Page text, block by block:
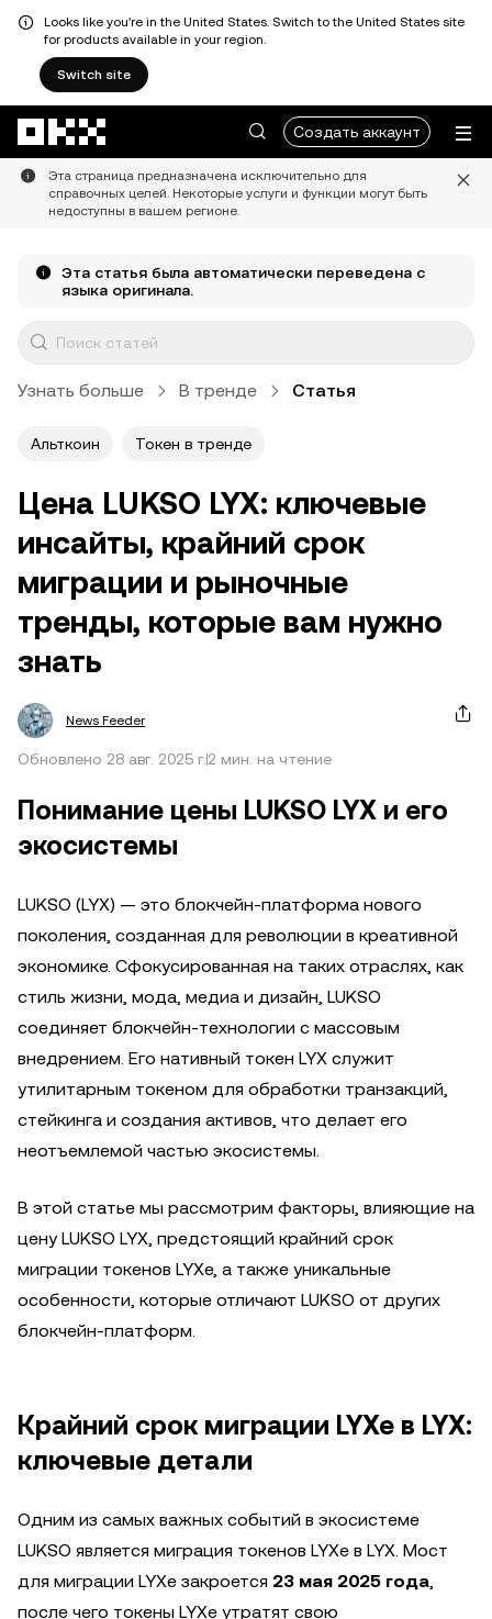
Looks like you're in the United States. Switch to the United States site
for products available in your region.
Switch site
Создать аккаунт
Эта страница предназначена исключительно для
справочных целей. Некоторые услуги и функции могут быть
недоступны в вашем регионе.
Эта статья была автоматически переведена с
языка оригинала.
Узнать больше В тренде Статья
Альткоин Токен в тренде
Цена LUKSO LYX: ключевые
инсайты, крайний срок
миграции и рыночные
тренды, которые вам нужно
знать
News Feeder
Обновлено 28 авг. 2025 г. 2 мин. на чтение
Понимание цены LUKSO LYX и его
экосистемы
LUKSO (LYX) — это блокчейн-платформа нового
поколения, созданная для революции в креативной
экономике. Сфокусированная на таких отраслях, как
стиль жизни, мода, медиа и дизайн, LUKSO
соединяет блокчейн-технологии с массовым
внедрением. Его нативный токен LYX служит
утилитарным токеном для обработки транзакций,
стейкинга и создания активов, что делает его
неотъемлемой частью экосистемы.
В этой статье мы рассмотрим факторы, влияющие на
цену LUKSO LYX, предстоящий крайний срок
миграции токенов LYXe, а также уникальные
особенности, которые отличают LUKSO от других
блокчейн-платформ.
Крайний срок миграции LYXe в LYX:
ключевые детали
Одним из самых важных событий в экосистеме
LUKSO является миграция токенов LYXe в LYX. Мост
для миграции LYXe закроется 23 мая 2025 года,
после чего токены LYXe утратят свою